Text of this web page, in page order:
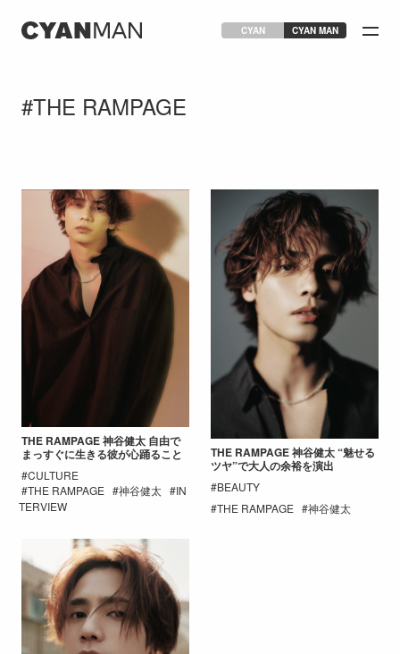
CYAN CYAN MAN
THE RAMPAGE
THE RAMPAGE 神谷健太 自由で
まっすぐに生きる彼が心踊ること
CULTURE
THE RAMPAGE
神谷健太
IN
TERVIEW
THE RAMPAGE 神谷健太 “魅せる
ツヤ”で大人の余裕を演出
BEAUTY
THE RAMPAGE
神谷健太